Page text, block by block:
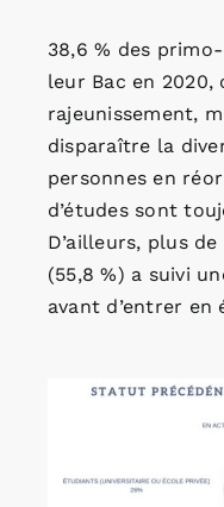
38,6 % des
leur Bac en 2020,
rajeunissement,
disparaître la
personnes en
d’études sont
D’ailleurs, plus
(55,8 %) a suivi
avant d’entrer en